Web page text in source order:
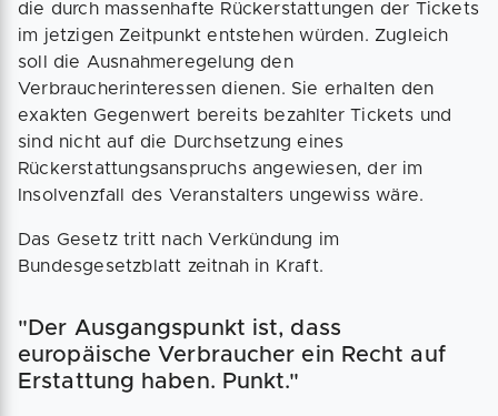
die durch massenhafte Rückerstattungen der Tickets
im jetzigen Zeitpunkt entstehen würden. Zugleich
soll die Ausnahmeregelung den
Verbraucherinteressen dienen. Sie erhalten den
exakten Gegenwert bereits bezahlter Tickets und
sind nicht auf die Durchsetzung eines
Rückerstattungsanspruchs angewiesen, der im
Insolvenzfall des Veranstalters ungewiss wäre.
Das Gesetz tritt nach Verkündung im
Bundesgesetzblatt zeitnah in Kraft.
"Der Ausgangspunkt ist, dass
europäische Verbraucher ein Recht auf
Erstattung haben. Punkt."